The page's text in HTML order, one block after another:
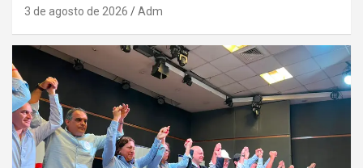
3 de agosto de 2026 Adm